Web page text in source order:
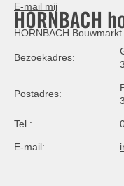
E-mail mij
HORNBACH
HORNBACH
Bezoekadres:
Postadres:
Tel.:
E-mail: